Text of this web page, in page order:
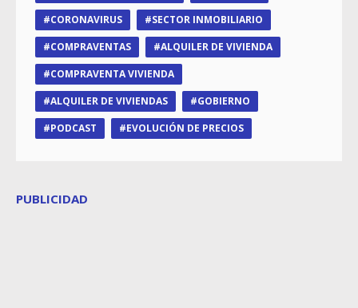
CORONAVIRUS
SECTOR INMOBILIARIO
COMPRAVENTAS
ALQUILER DE VIVIENDA
COMPRAVENTA VIVIENDA
ALQUILER DE VIVIENDAS
GOBIERNO
PODCAST
EVOLUCIÓN DE PRECIOS
PUBLICIDAD